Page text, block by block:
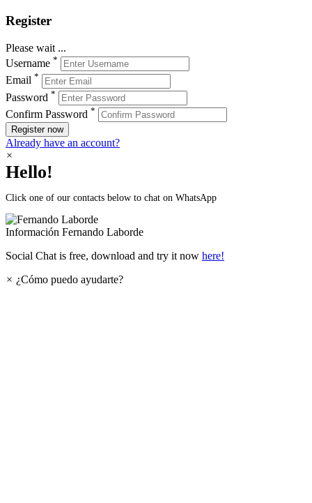
Register
Please wait ...
Username *
Email *
Password *
Confirm Password *
Register now
Already have an account?
×
Hello!
Click one of our contacts below to chat on WhatsApp
Información Fernando Laborde
Social Chat is free, download and try it now here!
× ¿Cómo puedo ayudarte?